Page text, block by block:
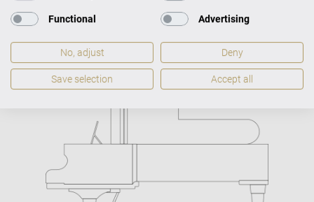
Dimensions et poids
P 162 × L
151
Poids 292 kg
Functional Advertising
No, adjust Deny
Save selection Accept all